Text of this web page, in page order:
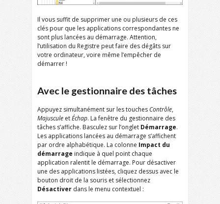
Il vous suffit de supprimer une ou plusieurs de ces
clés pour que les applications correspondantes ne
sont plus lancées au démarrage. Attention,
l’utilisation du Registre peut faire des dégâts sur
votre ordinateur, voire même l’empêcher de
démarrer !
Avec le gestionnaire des tâches
Appuyez simultanément sur les touches Contrôle,
Majuscule etÉchap. La fenêtre du gestionnaire des
tâches s’affiche. Basculez sur l’onglet Démarrage.
Les applications lancées au démarrage s’affichent
par ordre alphabétique. La colonne Impact du
démarrage indique à quel point chaque
application ralentit le démarrage. Pour désactiver
une des applications listées, cliquez dessus avec le
bouton droit de la souris et sélectionnez
Désactiver dans le menu contextuel :